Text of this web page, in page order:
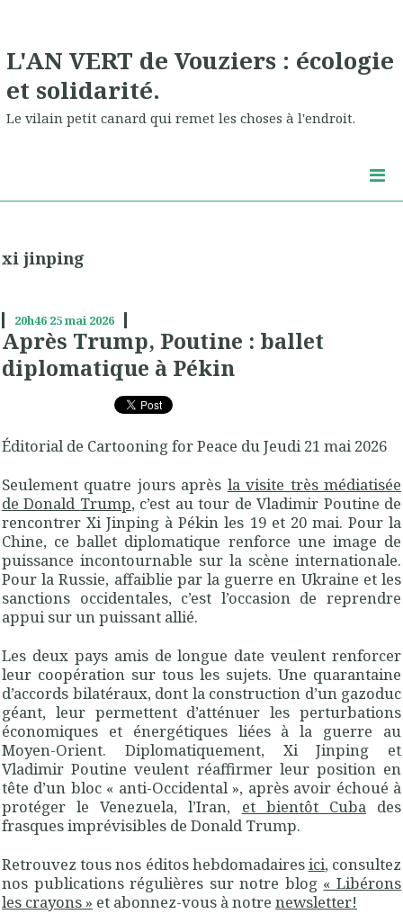
L'AN VERT de Vouziers : écologie
et solidarité.
Le vilain petit canard qui remet les choses à l'endroit.
xi jinping
20h46 25mai 2026
Après Trump, Poutine : ballet
diplomatique à Pékin
Éditorial de Cartooning for Peace du Jeudi 21 mai 2026
Seulement quatre jours après la visite très médiatisée
de Donald Trump, c’est au tour de Vladimir Poutine de
rencontrer Xi Jinping à Pékin les 19 et 20 mai. Pour la
Chine, ce ballet diplomatique renforce une image de
puissance incontournable sur la scène internationale.
Pour la Russie, affaiblie par la guerre en Ukraine et les
sanctions occidentales, c’est l’occasion de reprendre
appui sur un puissant allié.
Les deux pays amis de longue date veulent renforcer
leur coopération sur tous les sujets. Une quarantaine
d’accords bilatéraux, dont la construction d’un gazoduc
géant, leur permettent d’atténuer les perturbations
économiques et énergétiques liées à la guerre au
Moyen-Orient. Diplomatiquement, Xi Jinping et
Vladimir Poutine veulent réaffirmer leur position en
tête d’un bloc « anti-Occidental », après avoir échoué à
protéger le Venezuela, l’Iran, et bientôt Cubades
frasques imprévisibles de Donald Trump.
Retrouvez tous nos éditos hebdomadairesici, consultez
nos publications régulières sur notre blog « Libérons
les crayons » et abonnez-vous à notre newsletter!